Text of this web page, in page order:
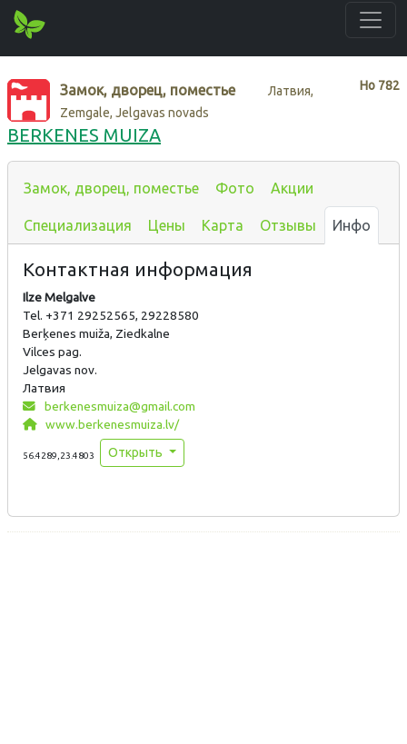
Нo 782
Замок, дворец, поместье
Латвия,
Zemgale, Jelgavas novads
BERKENES MUIZA
Замок, дворец, поместье Фото Акции
Специализация Цены Карта Отзывы Инфо
Контактная информация
Ilze Melgalve
Tel. +371 29252565, 29228580
Berķenes muiža, Ziedkalne
Vilces pag.
Jelgavas nov.
Латвия
berkenesmuiza@gmail.com
www.berkenesmuiza.lv/
56.4289,23.4803 Открыть